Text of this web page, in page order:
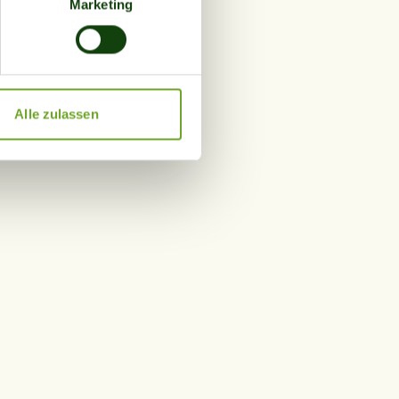
Präferenzen imAbschnitt
anbieten zu können
Verwendung unserer
Marketing
Alle zulassen